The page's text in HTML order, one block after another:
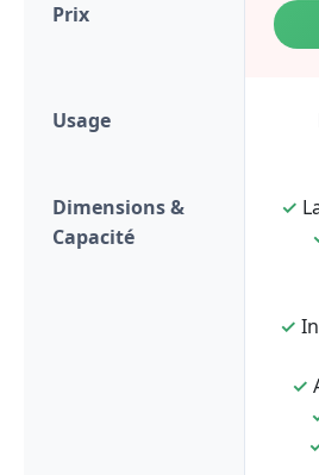
Prix
Usage
Dimensions &
Capacité
✓
✓
✓